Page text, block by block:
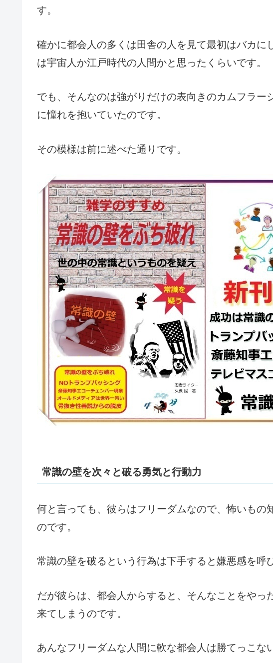
す。
確かに都会人の多くは田舎の人を見て最初はバカに
は宇宙人か江戸時代の人間かと思ったくらいです。
でも、そんなのは強がりだけの表向きのカムフラー
に憧れを抱いていたのです。
その模様は前に述べた通りです。
常識の壁を次々と破る勇気と行動力
何と言っても、彼らはフリーダムなので、怖いもの
のです。
常識の壁を破るという行為は下手すると嫌悪感を呼
だが彼らは、都会人からすると、そんなことをやっ
来てしまうのです。
あんなフリーダムな人間に軟な都会人は勝てっこな